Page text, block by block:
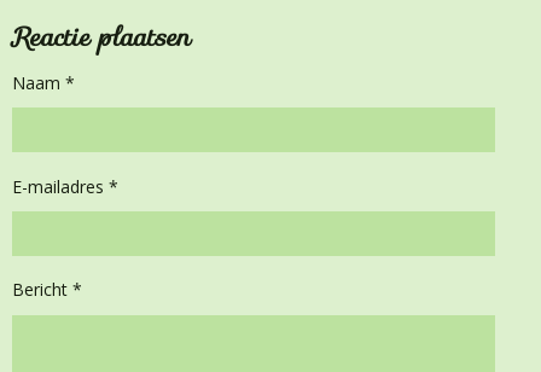
Reactie plaatsen
Naam *
E-mailadres *
Bericht *